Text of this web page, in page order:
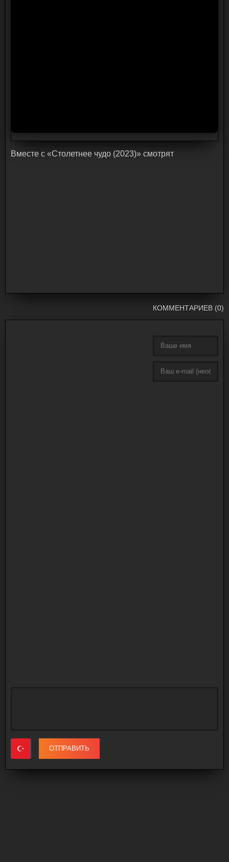
Bмecтe c «Столетнее чудо (2023)» cмoтpят
КОММЕНТАРИЕВ (0)
ОТПРАВИТЬ